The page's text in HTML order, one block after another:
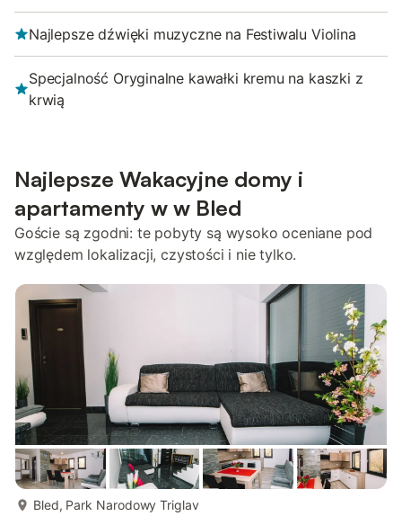
Najlepsze dźwięki muzyczne na Festiwalu Violina
Specjalność Oryginalne kawałki kremu na kaszki z
krwią
Najlepsze Wakacyjne domy i
apartamenty w w Bled
Goście są zgodni: te pobyty są wysoko oceniane pod
względem lokalizacji, czystości i nie tylko.
Bled, Park Narodowy Triglav